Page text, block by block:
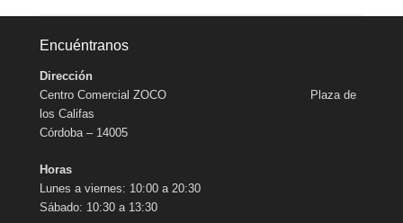
Encuéntranos
Dirección
Centro Comercial ZOCO Plaza de
los Califas
Córdoba – 14005
Horas
Lunes a viernes: 10:00 a 20:30
Sábado: 10:30 a 13:30